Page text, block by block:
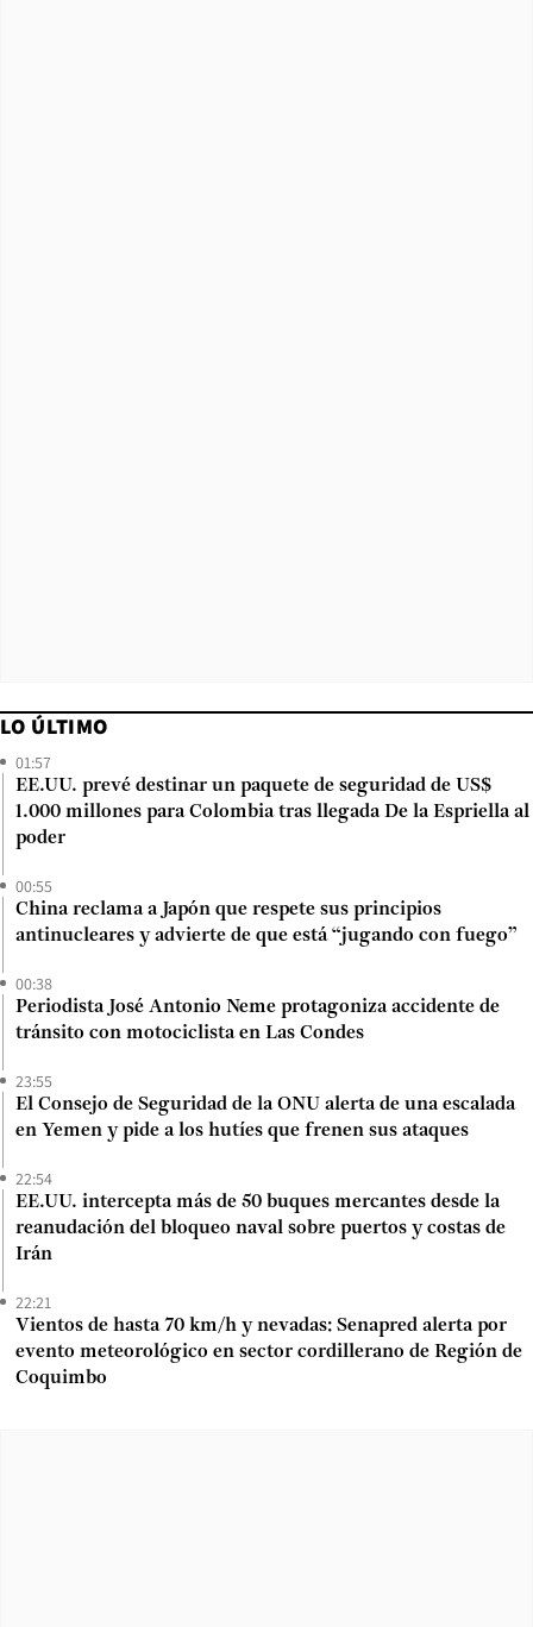
LO ÚLTIMO
01:57
EE.UU. prevé destinar un paquete de seguridad de US$
1.000 millones para Colombia tras llegada De la Espriella al
poder
00:55
China reclama a Japón que respete sus principios
antinucleares y advierte de que está “jugando con fuego”
00:38
Periodista José Antonio Neme protagoniza accidente de
tránsito con motociclista en Las Condes
23:55
El Consejo de Seguridad de la ONU alerta de una escalada
en Yemen y pide a los hutíes que frenen sus ataques
22:54
EE.UU. intercepta más de 50 buques mercantes desde la
reanudación del bloqueo naval sobre puertos y costas de
Irán
22:21
Vientos de hasta 70 km/h y nevadas: Senapred alerta por
evento meteorológico en sector cordillerano de Región de
Coquimbo